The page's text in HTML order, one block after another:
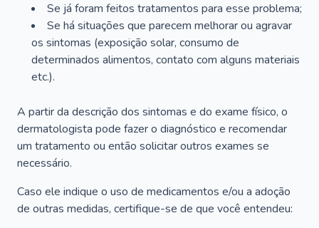
Se já foram feitos tratamentos para esse problema;
Se há situações que parecem melhorar ou agravar
os sintomas (exposição solar, consumo de
determinados alimentos, contato com alguns materiais
etc.).
A partir da descrição dos sintomas e do exame físico, o
dermatologista pode fazer o diagnóstico e recomendar
um tratamento ou então solicitar outros exames se
necessário.
Caso ele indique o uso de medicamentos e/ou a adoção
de outras medidas, certifique-se de que você entendeu: